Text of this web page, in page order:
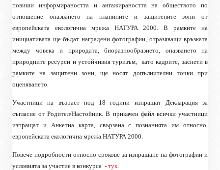
повиши информираността и ангажираността на обществото по
отношение опазването на планините и защитените зони от
европейската екологична мрежа НАТУРА 2000. В рамките на
инициативата ще бъдат наградени фотографии, отразяващи връзката
между човека и природата, биоразнообразието, опазването на
природните ресурси и устойчивия туризъм,
като кадрите, заснети в
рамките на защитени зони, ще носят допълнителни точки при
оценяването.
Участници на възраст под 18 години изпращат Декларация за
съгласие от Родител/Настойник. В прикачен файл всички участници
изпращат и Анкетна карта, свързана с познанията им относно
европейската екологична мрежа НАТУРА 2000.
Повече подробности относно срокове за изпращане на фотографии и
условията за участие в конкурса - тук